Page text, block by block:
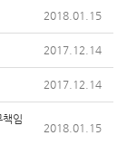
2018.01.15
2017.12.14
2017.12.14
임
2018.01.15